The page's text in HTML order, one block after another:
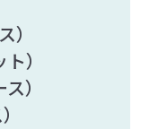
）
）
）